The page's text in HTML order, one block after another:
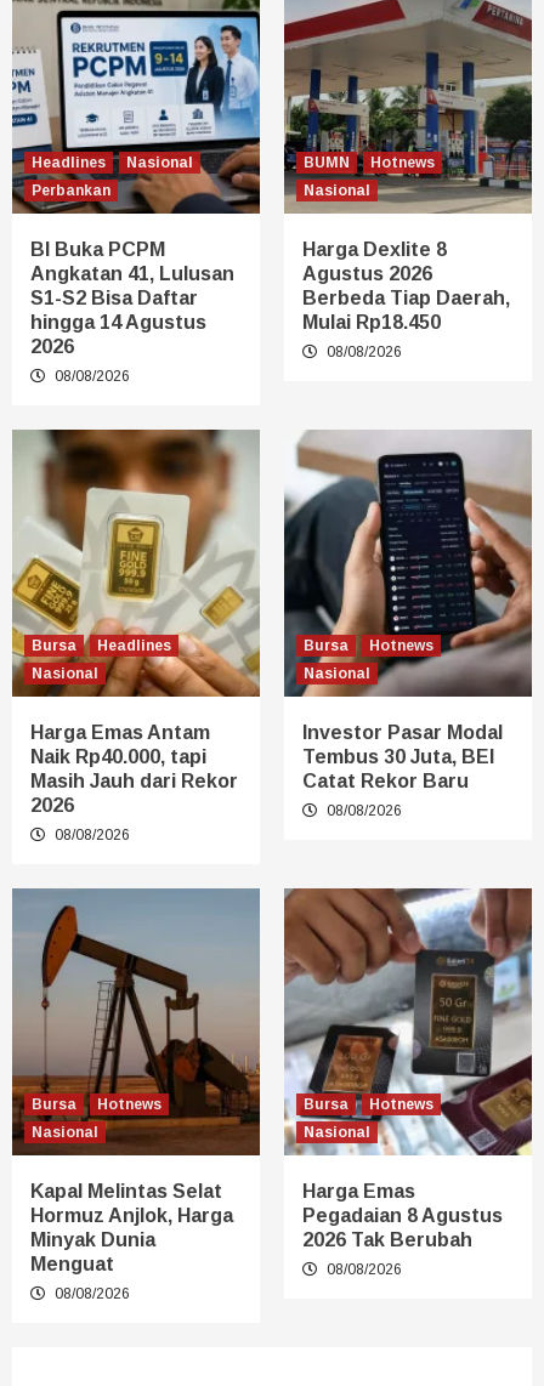
Headlines
Nasional
Perbankan
BI Buka PCPM
Angkatan 41, Lulusan
S1-S2 Bisa Daftar
hingga 14 Agustus
2026
08/08/2026
BUMN
Hotnews
Nasional
Harga Dexlite 8
Agustus 2026
Berbeda Tiap Daerah,
Mulai Rp18.450
08/08/2026
Bursa
Headlines
Nasional
Harga Emas Antam
Naik Rp40.000, tapi
Masih Jauh dari Rekor
2026
08/08/2026
Bursa
Hotnews
Nasional
Investor Pasar Modal
Tembus 30 Juta, BEI
Catat Rekor Baru
08/08/2026
Bursa
Hotnews
Nasional
Kapal Melintas Selat
Hormuz Anjlok, Harga
Minyak Dunia
Menguat
08/08/2026
Bursa
Hotnews
Nasional
Harga Emas
Pegadaian 8 Agustus
2026 Tak Berubah
08/08/2026